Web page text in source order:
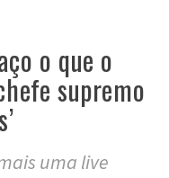
o que o
supremo
uma live